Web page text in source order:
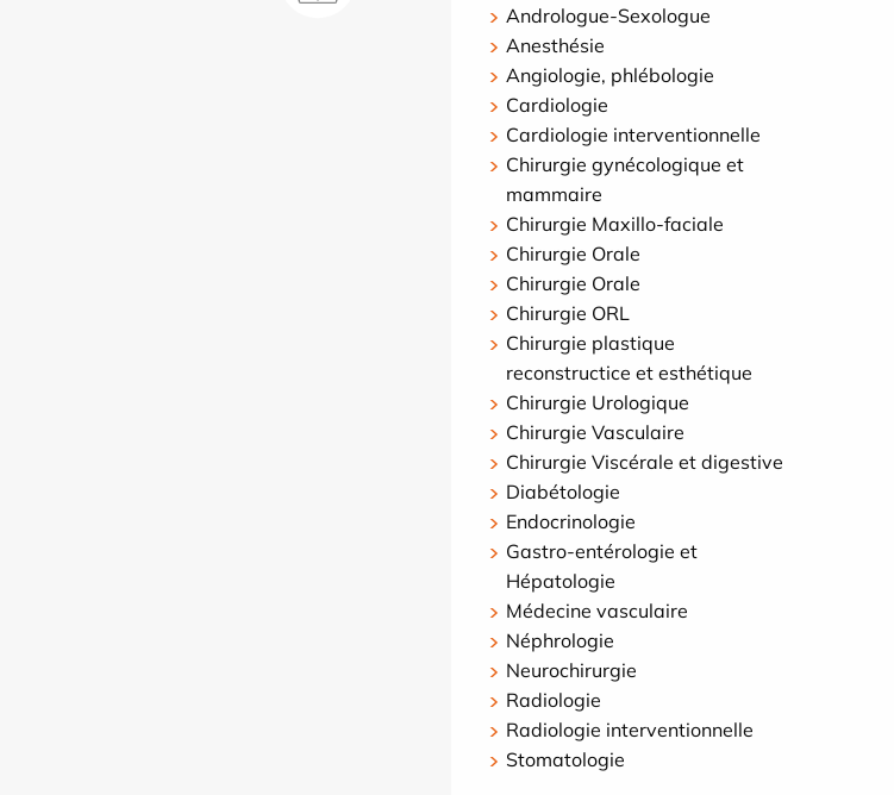
Andrologue-Sexologue
Anesthésie
Angiologie, phlébologie
Cardiologie
Cardiologie interventionnelle
Chirurgie gynécologique et
mammaire
Chirurgie Maxillo-faciale
Chirurgie Orale
Chirurgie Orale
Chirurgie ORL
Chirurgie plastique
reconstructice et esthétique
Chirurgie Urologique
Chirurgie Vasculaire
Chirurgie Viscérale et digestive
Diabétologie
Endocrinologie
Gastro-entérologie et
Hépatologie
Médecine vasculaire
Néphrologie
Neurochirurgie
Radiologie
Radiologie interventionnelle
Stomatologie